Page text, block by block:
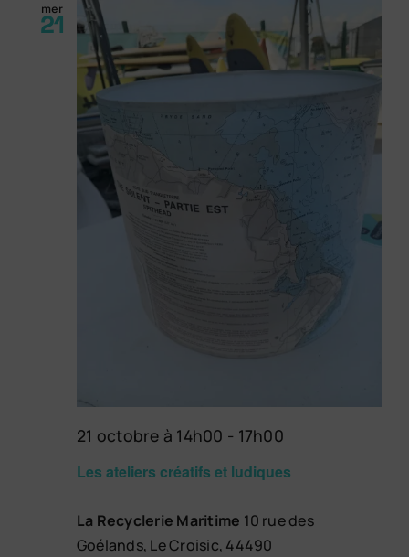
mer
21
Les ateliers créatifs et ludiques
21 octobre à 14h00 - 17h00
La Recyclerie Maritime 10 rue des
Goélands, Le Croisic, 44490